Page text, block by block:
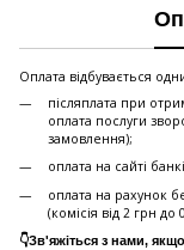
Оплата відбувається
післяплата при
оплата послуги
замовлення);
оплата на сайті
оплата на рахунок
(комісія від 2 грн до
👇Зв'яжіться з нами,